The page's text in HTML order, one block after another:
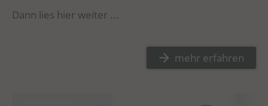
Dann lies hier weiter ...
mehr erfahren